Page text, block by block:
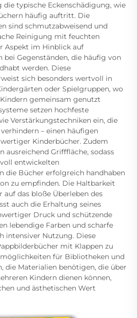
typische Eckenschädigung, wie
häufig auftritt. Die
sind schmutzabweisend und
Reinigung mit feuchten
Aspekt im Hinblick auf
bei Gegenständen, die häufig von
werden. Diese
sich besonders wertvoll in
oder Spielgruppen, wo
gemeinsam genutzt
setzen hochfeste
Verstärkungstechniken ein, die
– einen häufigen
Kinderbücher. Zudem
ausreichend Grifffläche, sodass
entwickelten
die Bücher erfolgreich handhaben
zu empfinden. Die Haltbarkeit
das bloße Überleben des
auch die Erhaltung seines
Druck und schützende
lebendige Farben und scharfe
intensiver Nutzung. Diese
mit Klappen zu
für Bibliotheken und
die Materialien benötigen, die über
Kindern dienen können,
und ästhetischen Wert